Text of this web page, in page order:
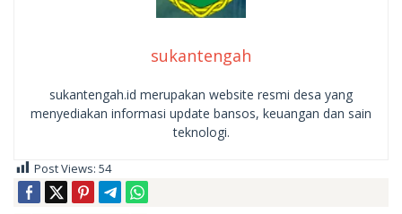
sukantengah
sukantengah.id merupakan website resmi desa yang
menyediakan informasi update bansos, keuangan dan sain
teknologi.
Post Views: 54